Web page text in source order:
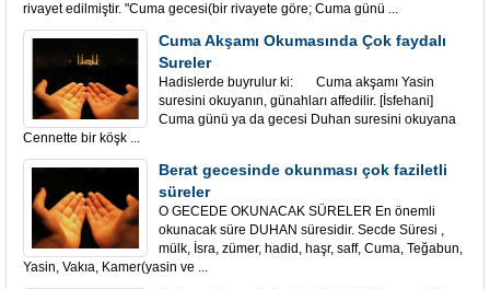
rivayet edilmiştir. "Cuma gecesi(bir rivayete göre; Cuma günü ...
Cuma Akşamı Okumasında Çok faydalı
Sureler
Hadislerde buyrulur ki: Cuma akşamı Yasin
suresini okuyanın, günahları affedilir. [İsfehani]
Cuma günü ya da gecesi Duhan suresini okuyana
Cennette bir köşk ...
Berat gecesinde okunması çok faziletli
süreler
O GECEDE OKUNACAK SÜRELER En önemli
okunacak süre DUHAN süresidir. Secde Süresi ,
mülk, İsra, zümer, hadid, haşr, saff, Cuma, Teğabun,
Yasin, Vakıa, Kamer(yasin ve ...